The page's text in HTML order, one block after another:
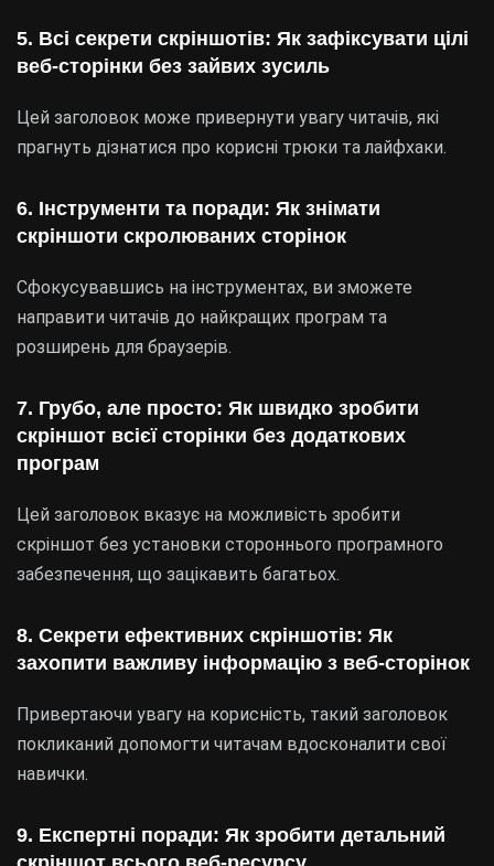
5. Всі секрети скріншотів: Як зафіксувати цілі
веб-сторінки без зайвих зусиль
Цей заголовок може привернути увагу читачів, які
прагнуть дізнатися про корисні трюки та лайфхаки.
6. Інструменти та поради: Як знімати
скріншоти скролюваних сторінок
Сфокусувавшись на інструментах, ви зможете
направити читачів до найкращих програм та
розширень для браузерів.
7. Грубо, але просто: Як швидко зробити
скріншот всієї сторінки без додаткових
програм
Цей заголовок вказує на можливість зробити
скріншот без установки стороннього програмного
забезпечення, що зацікавить багатьох.
8. Секрети ефективних скріншотів: Як
захопити важливу інформацію з веб-сторінок
Привертаючи увагу на корисність, такий заголовок
покликаний допомогти читачам вдосконалити свої
навички.
9. Експертні поради: Як зробити детальний